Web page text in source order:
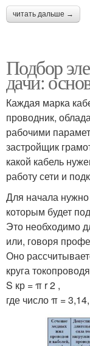
читать дальше →
Подбор
дачи:
Каждая марка
проводник,
рабочими
застройщик
какой кабель
работу сети и
Для начала нужно
которым будет
Это необходимо
или, говоря
Оно
круга
S кр = π r 2 ,
где число π =